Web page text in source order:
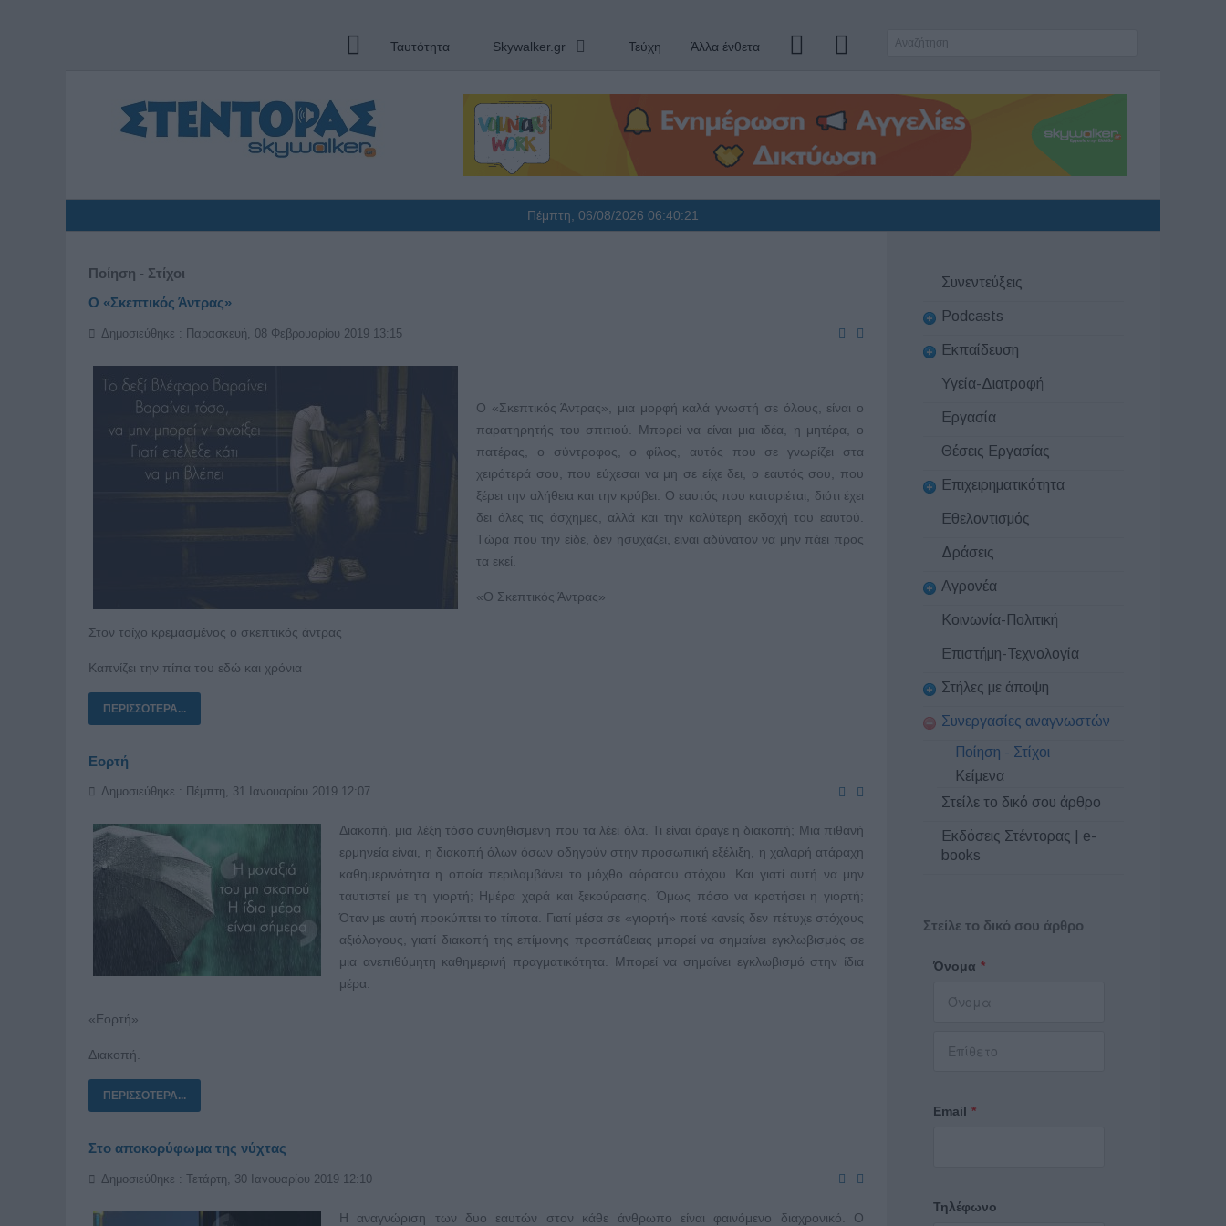
Ταυτότητα Skywalker.gr Τεύχη Άλλα ένθετα
Πέμπτη, 06/08/2026 06:40:22
Ποίηση - Στίχοι
Ο «Σκεπτικός Άντρας»
Δημοσιεύθηκε : Παρασκευή, 08 Φεβρουαρίου 2019 13:15
Ο «Σκεπτικός Άντρας», μια μορφή καλά γνωστή σε όλους, είναι ο
παρατηρητής του σπιτιού. Μπορεί να είναι μια ιδέα, η μητέρα, ο
πατέρας, ο σύντροφος, ο φίλος, αυτός που σε γνωρίζει στα
χειρότερά σου, που εύχεσαι να μη σε είχε δει, ο εαυτός σου, που
ξέρει την αλήθεια και την κρύβει. Ο εαυτός που καταριέται, διότι έχει
δει όλες τις άσχημες, αλλά και την καλύτερη εκδοχή του εαυτού.
Τώρα που την είδε, δεν ησυχάζει, είναι αδύνατον να μην πάει προς
τα εκεί.
«Ο Σκεπτικός Άντρας»
Στον τοίχο κρεμασμένος ο σκεπτικός άντρας
Καπνίζει την πίπα του εδώ και χρόνια
ΠΕΡΙΣΣΌΤΕΡΑ...
Εορτή
Δημοσιεύθηκε : Πέμπτη, 31 Ιανουαρίου 2019 12:07
Διακοπή, μια λέξη τόσο συνηθισμένη που τα λέει όλα. Τι είναι άραγε η διακοπή; Μια πιθανή
ερμηνεία είναι, η διακοπή όλων όσων οδηγούν στην προσωπική εξέλιξη, η χαλαρή ατάραχη
καθημερινότητα η οποία περιλαμβάνει το μόχθο αόρατου στόχου. Και γιατί αυτή να μην
ταυτιστεί με τη γιορτή; Ημέρα χαρά και ξεκούρασης. Όμως πόσο να κρατήσει η γιορτή;
Όταν με αυτή προκύπτει το τίποτα. Γιατί μέσα σε «γιορτή» ποτέ κανείς δεν πέτυχε στόχους
αξιόλογους, γιατί διακοπή της επίμονης προσπάθειας μπορεί να σημαίνει εγκλωβισμός σε
μια ανεπιθύμητη καθημερινή πραγματικότητα. Μπορεί να σημαίνει εγκλωβισμό στην ίδια
μέρα.
«Εορτή»
Διακοπή.
ΠΕΡΙΣΣΌΤΕΡΑ...
Στο αποκορύφωμα της νύχτας
Δημοσιεύθηκε : Τετάρτη, 30 Ιανουαρίου 2019 12:10
Η αναγνώριση των δυο εαυτών στον κάθε άνθρωπο είναι φαινόμενο διαχρονικό. Ο
Συνεντεύξεις
Podcasts
Εκπαίδευση
Υγεία-Διατροφή
Εργασία
Θέσεις Εργασίας
Επιχειρηματικότητα
Εθελοντισμός
Δράσεις
Αγρονέα
Κοινωνία-Πολιτική
Επιστήμη-Τεχνολογία
Στήλες με άποψη
Συνεργασίες αναγνωστών
Ποίηση - Στίχοι
Κείμενα
Στείλε το δικό σου άρθρο
Εκδόσεις Στέντορας | e-
books
Στείλε το δικό σου άρθρο
Όνομα *
Email *
Τηλέφωνο